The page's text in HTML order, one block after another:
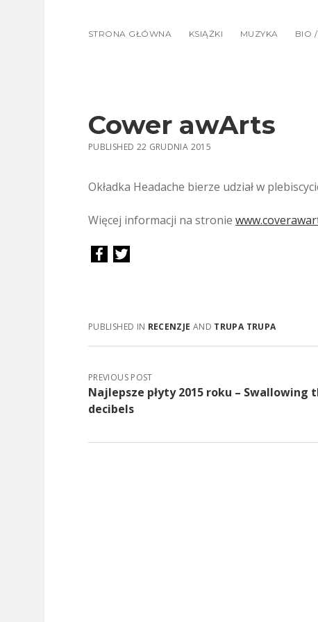
STRONA GŁÓWNA KSIĄŻKI MUZYKA BIO
Cower awArts
PUBLISHED 22 GRUDNIA 2015
Okładka Headache bierze udział w
Więcej informacji na stronie
PUBLISHED IN RECENZJE AND TRUPA TRUPA
PREVIOUS POST
Najlepsze płyty 2015 roku – Swallowing
decibels